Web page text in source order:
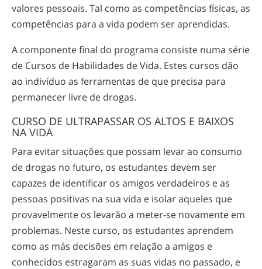
valores pessoais. Tal como as competências físicas, as
competências para a vida podem ser aprendidas.
A componente final do programa consiste numa série
de Cursos de Habilidades de Vida. Estes cursos dão
ao indivíduo as ferramentas de que precisa para
permanecer livre de drogas.
CURSO DE ULTRAPASSAR OS ALTOS E BAIXOS
NA VIDA
Para evitar situações que possam levar ao consumo
de drogas no futuro, os estudantes devem ser
capazes de identificar os amigos verdadeiros e as
pessoas positivas na sua vida e isolar aqueles que
provavelmente os levarão a meter-se novamente em
problemas. Neste curso, os estudantes aprendem
como as más decisões em relação a amigos e
conhecidos estragaram as suas vidas no passado, e